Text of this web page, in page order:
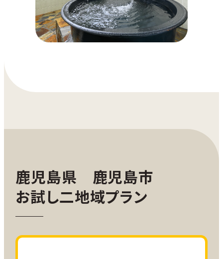
鹿児島県 鹿児島市
お試し二地域プラン